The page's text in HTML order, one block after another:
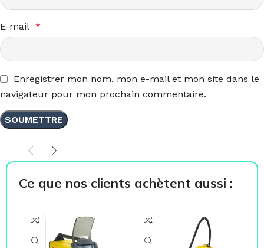
E-mail *
Enregistrer mon nom, mon e-mail et mon site dans le
navigateur pour mon prochain commentaire.
Ce que nos clients achètent aussi :